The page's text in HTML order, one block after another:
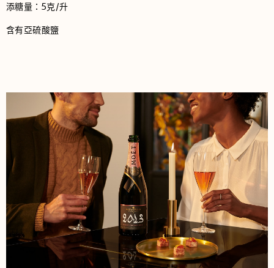
添糖量：5克/升
含有亞硫酸鹽